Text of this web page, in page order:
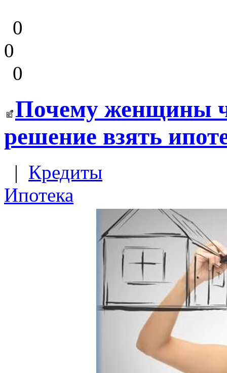
0
0
0
Почему женщины
решение взять
| Кредиты
Ипотека